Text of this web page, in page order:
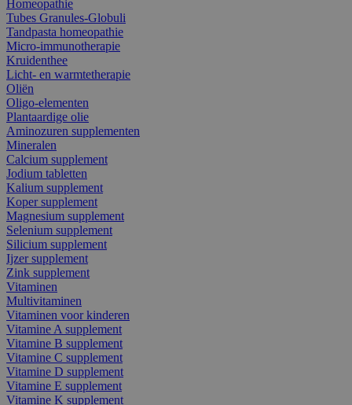
Homeopathie
Tubes Granules-Globuli
Tandpasta homeopathie
Micro-immunotherapie
Kruidenthee
Licht- en warmtetherapie
Oliën
Oligo-elementen
Plantaardige olie
Aminozuren supplementen
Mineralen
Calcium supplement
Jodium tabletten
Kalium supplement
Koper supplement
Magnesium supplement
Selenium supplement
Silicium supplement
Ijzer supplement
Zink supplement
Vitaminen
Multivitaminen
Vitaminen voor kinderen
Vitamine A supplement
Vitamine B supplement
Vitamine C supplement
Vitamine D supplement
Vitamine E supplement
Vitamine K supplement